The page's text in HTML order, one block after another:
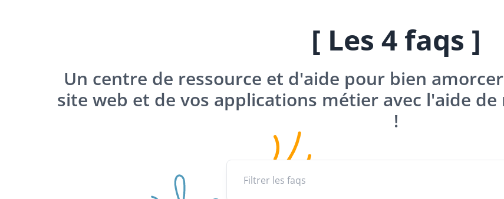
[ Les 4 faqs ]
Un centre de ressource et d'aide pour bien
site web et de vos applications métier avec l'aide
!